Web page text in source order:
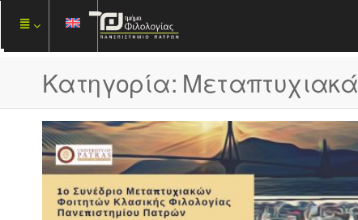
Κατηγορία: Μεταπτυχιακά